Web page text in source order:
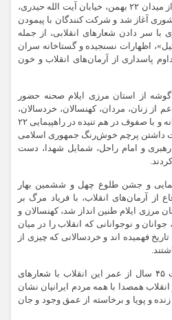
راهپیمایی امروز در مرکز استان از میدان ۲۲ بهمن، خیابان آیت الله حیدری،
آغاز شد و شرکت کنندگان با پیمودن
با سر دادن شعارهای انقلابی، از جمله
اظهارات نسنجیده و گستاخانه سران
پاسداری از آرمان‌های انقلاب و خون
از استان مرزی ایلام صحنه حضور
زنان، مردان، کهنسالان، خردسالان،
جوانان و نوجوانان بود که مشتاقانه و با صفوف در هم تنیده در راهپیمایی ۲۲
داشتن پرچم خوش‌رنگ جمهوری اسلامی
رهبری و امام راحل، شمایل شهدا، دست
و جشن طلوع چهل و ششمین بهار
از آرمان‌های انقلاب، با فریاد مرگ بر
مرزی ایلام طنین انداز شد، کهنسالان و
جوانان و نوجوانانی که انقلاب را در میان
فهمیده اند و خردسالانی که چیزی از
مردم استان ایلام پس از گذشت ۴۵ سال از عمر این انقلاب با شعارهای
همصدا با همه مردم ایرانیان نشان
و پویا و برخاسته از عمق وجود و جان